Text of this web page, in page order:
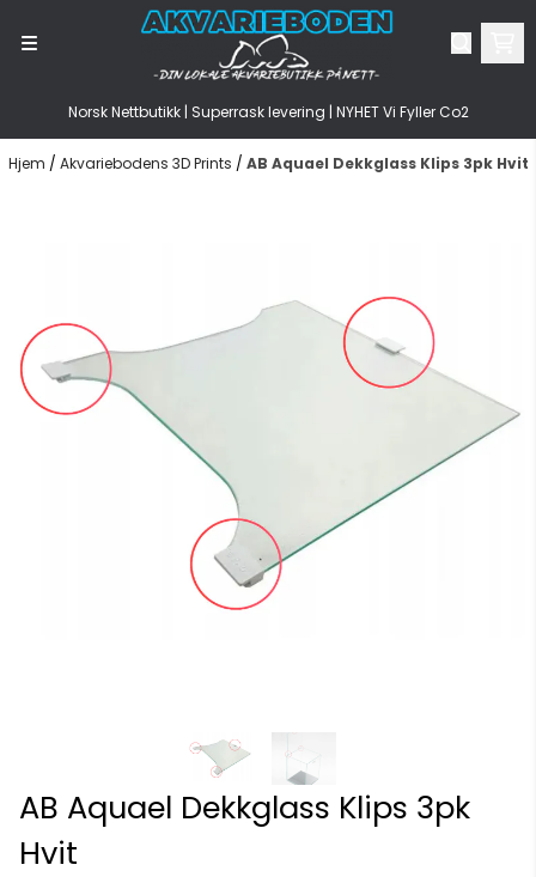
Hopp til innhold
Norsk Nettbutikk | Superrask levering | NYHET Vi Fyller Co2
Hjem / Akvariebodens 3D Prints / AB Aquael Dekkglass Klips 3pk Hvit
AB Aquael Dekkglass Klips 3pk
Hvit